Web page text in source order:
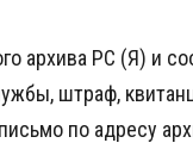
архива РС (Я) и
штраф,
по адресу